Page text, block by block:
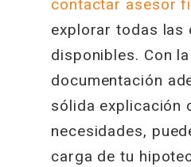
contactar asesor
explorar todas las
disponibles. Con la
documentación
sólida explicación
necesidades,
carga de tu